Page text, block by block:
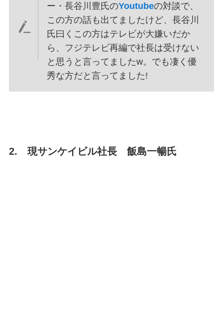
ー・長谷川豊氏のYoutubeの対談で、
この方の話も出てましたけど、長谷川
氏曰くこの方はテレビが大嫌いだか
ら、フジテレビ再編で社長は受けない
と思うと言ってましたw。でも凄く優
秀な方だと言ってました!
2. 現サンケイビル社長 飯島一暢氏